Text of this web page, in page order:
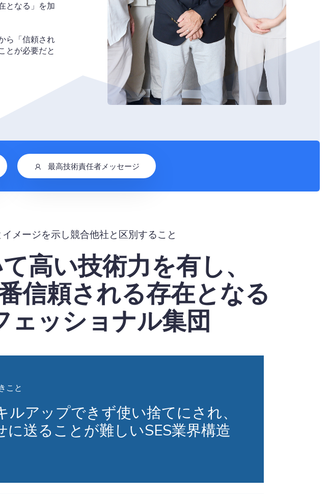
となる」を加
ら「信頼され
とが必要だと
最高技術責任者メッセージ
メージを示し競合他社と区別すること
高い技術力を有し、
信頼される存在となる
ッショナル集団
こと
ルアップできず使い捨てにされ、
に送ることが難しいSES業界構造